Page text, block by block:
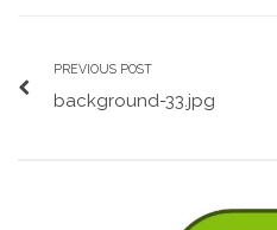
PREVIOUS POST
background-33.jpg